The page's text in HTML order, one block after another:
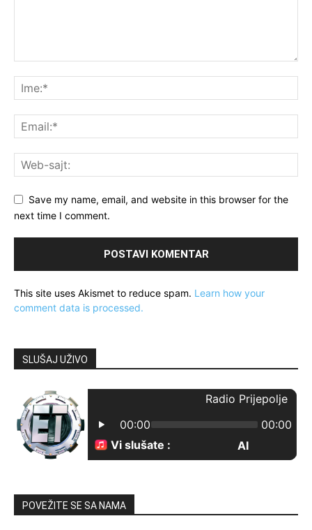
Save my name, email, and website in this browser for the
next time I comment.
This site uses Akismet to reduce spam. Learn how your
comment data is processed.
SLUŠAJ UŽIVO
POVEŽITE SE SA NAMA